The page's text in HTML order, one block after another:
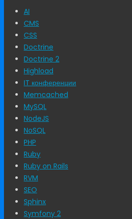
AI
CMS
CSS
Doctrine
Doctrine 2
Highload
IT конференции
Memcached
MySQL
NodeJS
NoSQL
PHP
Ruby
Ruby on Rails
RVM
SEO
Sphinx
Symfony 2